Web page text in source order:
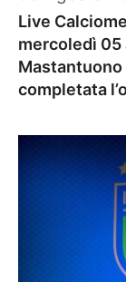
Live
mercoledì
Mastantuono
completata